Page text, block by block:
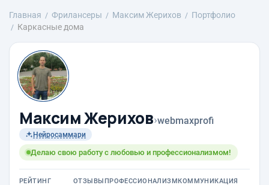
Главная Фрилансеры Максим Жерихов
Портфолио
Каркасные дома
Максим Жерихов›webmaxprofi
Нейросаммари
Делаю свою работу с любовью и профессионализмом!
РЕЙТИНГ ОТЗЫВЫПРОФЕССИОНАЛИЗМКОММУНИКАЦИЯ